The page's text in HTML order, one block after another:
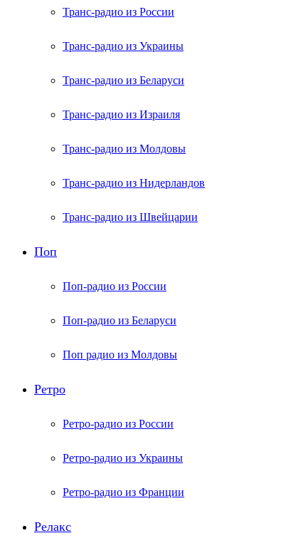
Транс-радио из России
Транс-радио из Украины
Транс-радио из Беларуси
Транс-радио из Израиля
Транс-радио из Молдовы
Транс-радио из Нидерландов
Транс-радио из Швейцарии
Поп
Поп-радио из России
Поп-радио из Беларуси
Поп радио из Молдовы
Ретро
Ретро-радио из России
Ретро-радио из Украины
Ретро-радио из Франции
Релакс